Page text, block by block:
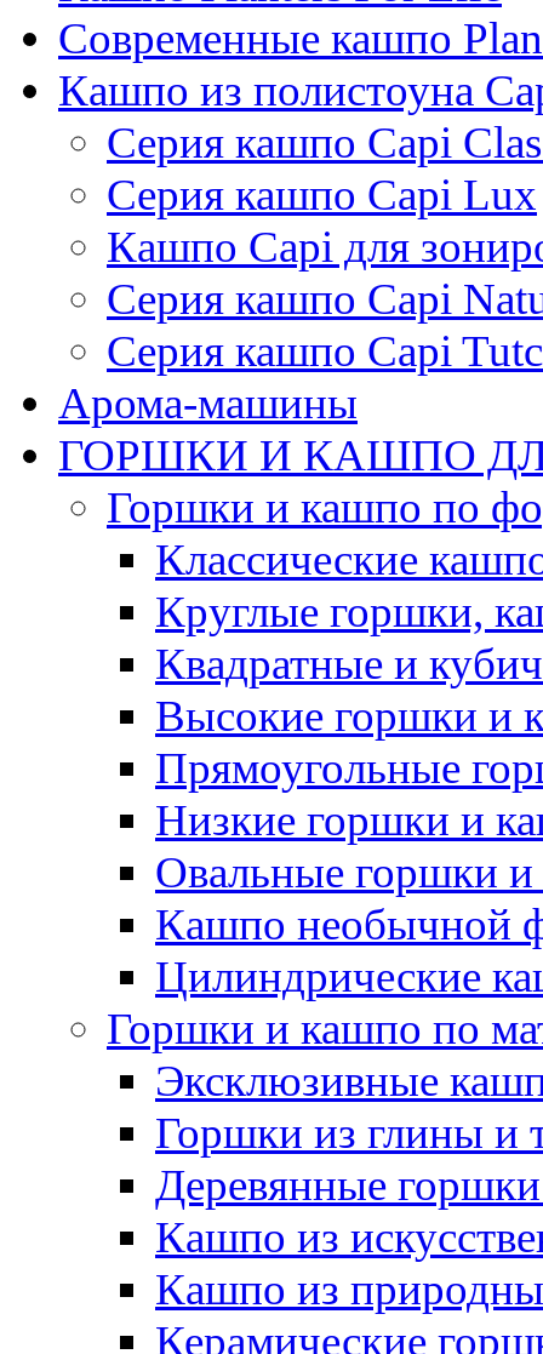
Современные кашпо
Кашпо из полистоуна
Серия кашпо Capi
Серия кашпо Capi Lux
Кашпо Capi для
Серия кашпо Capi
Серия кашпо Capi
Арома-машины
ГОРШКИ И КАШПО
Горшки и кашпо по
Классические
Круглые горшки,
Квадратные и
Высокие горшки и
Прямоугольные
Низкие горшки и
Овальные горшки
Кашпо необычной
Цилиндрические
Горшки и кашпо по
Эксклюзивные
Горшки из глины и
Деревянные
Кашпо из
Кашпо из
Керамические